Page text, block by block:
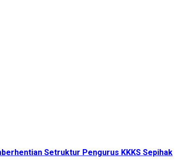
Setruktur Pengurus KKKS Sepihak